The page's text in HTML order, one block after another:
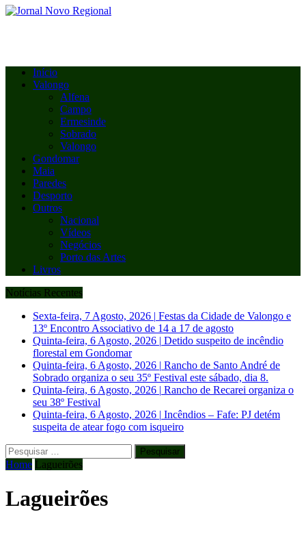
Início
Valongo
Alfena
Campo
Ermesinde
Sobrado
Valongo
Gondomar
Maia
Paredes
Desporto
Outros
Nacional
Vídeos
Negócios
Porto das Artes
Livros
Notícias Recentes
Sexta-feira, 7 Agosto, 2026 | Festas da Cidade de Valongo e
13º Encontro Associativo de 14 a 17 de agosto
Quinta-feira, 6 Agosto, 2026 | Detido suspeito de incêndio
florestal em Gondomar
Quinta-feira, 6 Agosto, 2026 | Rancho de Santo André de
Sobrado organiza o seu 35º Festival este sábado, dia 8.
Quinta-feira, 6 Agosto, 2026 | Rancho de Recarei organiza o
seu 38º Festival
Quinta-feira, 6 Agosto, 2026 | Incêndios – Fafe: PJ detém
suspeita de atear fogo com isqueiro
Pesquisar
por:
Home Lagueirões
Lagueirões